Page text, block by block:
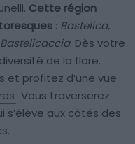
Cette région
: Bastelica,
Bastelicaccia. Dès votre
de la flore.
et profitez d’une vue
. Vous traverserez
aux côtés des